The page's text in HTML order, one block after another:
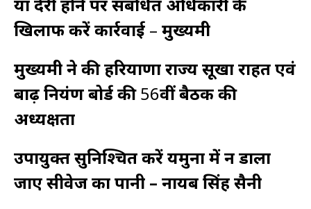
या देरी होने पर संबंधित अधिकारी के
खिलाफ करें कार्रवाई – मुख्यमंत्री
मुख्यमंत्री ने की हरियाणा राज्य सूखा राहत एवं
बाढ़ नियंत्रण बोर्ड की56वीं बैठक की
अध्यक्षता
उपायुक्त सुनिश्चित करें यमुना में न डाला
जाए सीवेज का पानी – नायब सिंह सैनी